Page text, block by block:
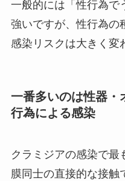
一般的には「性行為で
強いですが、性行為の
感染リスクは大きく変
一番多いのは性器・
行為による感染
クラミジアの感染で最
膜同士の直接的な接触